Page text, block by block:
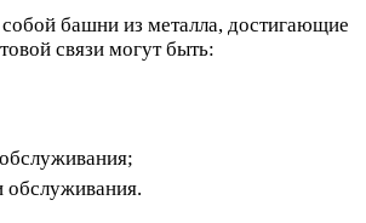
башни из металла, достигающие
связи могут быть:
обслуживания.